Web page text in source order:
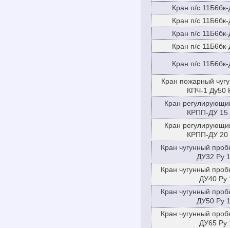
Кран п/с
Кран п/с
Кран п/с
Кран п/с
Кран п/с
Кран пожарный
КПЧ-1 Ду50
Кран
КРПП-ДУ 15
Кран
КРПП-ДУ 20
Кран чугунный
ДУ32 Ру
Кран чугунный
ДУ40 Ру
Кран чугунный
ДУ50 Ру
Кран чугунный
ДУ65 Ру